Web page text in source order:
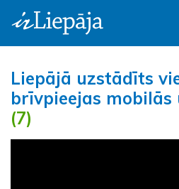
Liepājā uzstādīts
brīvpieejas mobilās
(7)